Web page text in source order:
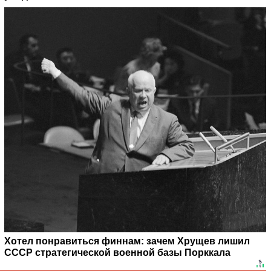
Хотел понравиться финнам: зачем Хрущев лишил
СССР стратегической военной базы Порккала